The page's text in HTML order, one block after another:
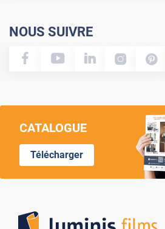
NOUS SUIVRE
CATALOGUE
Télécharger